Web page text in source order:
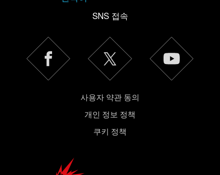
SNS 접속
사용자 약관 동의
개인 정보 정책
쿠키 정책